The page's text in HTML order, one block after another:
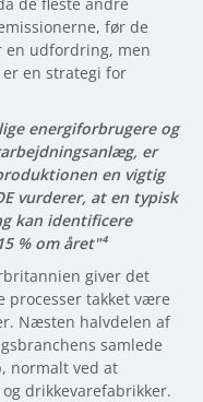
før de
en udfordring, men
en strategi for
energiforbrugere og
er
en vigtig
vurderer, at en typisk
kan identificere
% om året"⁴
giver det
processer takket være
Næsten halvdelen af
samlede
normalt ved at
drikkevarefabrikker.